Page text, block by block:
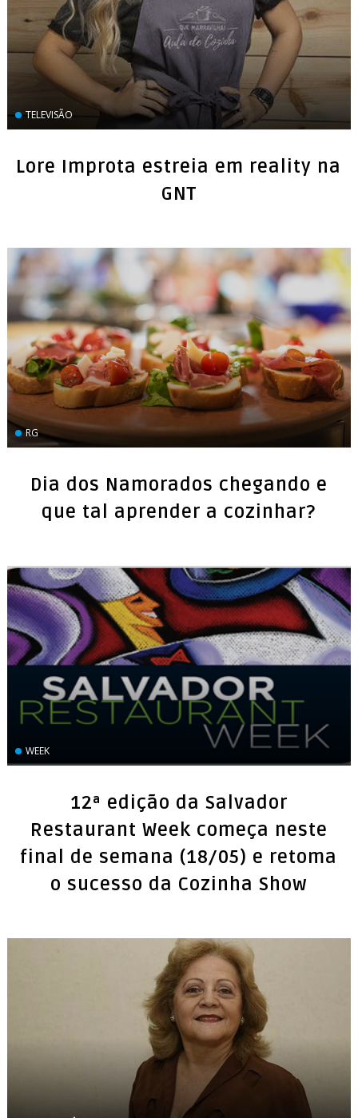
TELEVISÃO
Lore Improta estreia em reality na
GNT
RG
Dia dos Namorados chegando e
que tal aprender a cozinhar?
WEEK
12ª edição da Salvador
Restaurant Week começa neste
final de semana (18/05) e retoma
o sucesso da Cozinha Show